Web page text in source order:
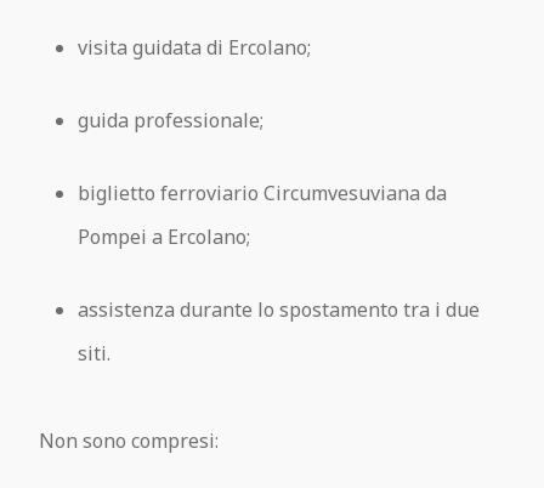
visita guidata di Ercolano;
guida professionale;
biglietto ferroviario Circumvesuviana da
Pompei a Ercolano;
assistenza durante lo spostamento tra i due
siti.
Non sono compresi: